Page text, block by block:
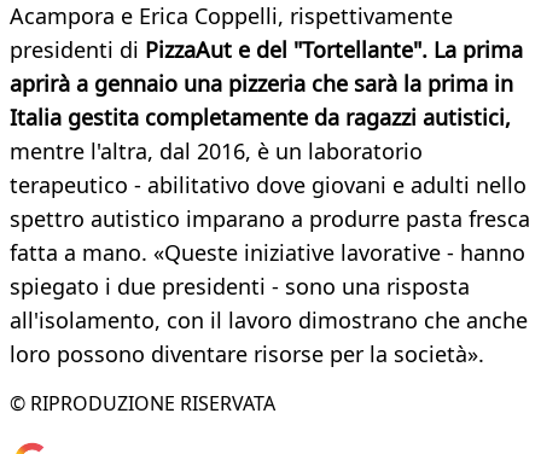
Acampora e Erica Coppelli, rispettivamente
presidenti di PizzaAut e del "Tortellante". La prima
aprirà a gennaio una pizzeria che sarà la prima in
Italia gestita completamente da ragazzi autistici,
mentre l'altra, dal 2016, è un laboratorio
terapeutico - abilitativo dove giovani e adulti nello
spettro autistico imparano a produrre pasta fresca
fatta a mano. «Queste iniziative lavorative - hanno
spiegato i due presidenti - sono una risposta
all'isolamento, con il lavoro dimostrano che anche
loro possono diventare risorse per la società».
© RIPRODUZIONE RISERVATA